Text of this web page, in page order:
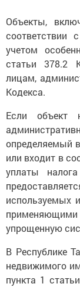
Объекты,
соответствии
учетом
статьи 378.2
лицам,
Кодекса.
Если объект
определяемый
или входит в
уплаты
используемых
применяющими
упрощенную
В Республике
недвижимого
пункта 1